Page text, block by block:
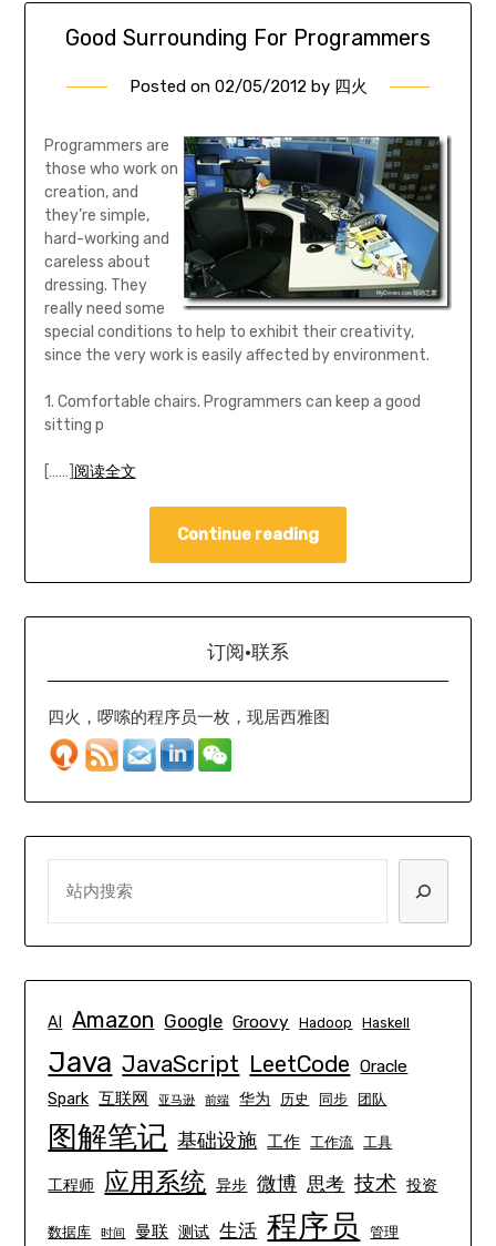
Good Surrounding For Programmers
Posted on 02/05/2012 by 四火
Programmers are
those who work on
creation, and
they’re simple,
hard-working and
careless about
dressing. They
really need some
special conditions to help to exhibit their creativity,
since the very work is easily affected by environment.
1. Comfortable chairs. Programmers can keep a good
sitting p
[……] 阅读全文
Continue reading
订阅·联系
四火，啰嗦的程序员一枚，现居西雅图
AI Amazon Google Groovy Hadoop Haskell
Java JavaScript LeetCode Oracle
Spark 互联网 亚马逊 前端 华为 历史 同步 团队
图解笔记 基础设施 工作 工作流 工具
工程师 应用系统 异步 微博 思考 技术 投资
数据库 时间 曼联 测试 生活 程序员 管理